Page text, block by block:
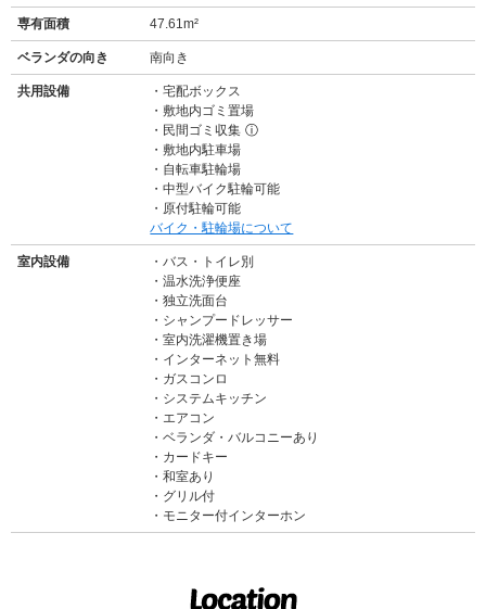
専有面積 47.61m²
ベランダの向き 南向き
共用設備
宅配ボックス
敷地内ゴミ置場
民間ゴミ収集 ⓘ
敷地内駐車場
自転車駐輪場
中型バイク駐輪可能
原付駐輪可能
バイク・駐輪場について
室内設備
バス・トイレ別
温水洗浄便座
独立洗面台
シャンプードレッサー
室内洗濯機置き場
インターネット無料
ガスコンロ
システムキッチン
エアコン
ベランダ・バルコニーあり
カードキー
和室あり
グリル付
モニター付インターホン